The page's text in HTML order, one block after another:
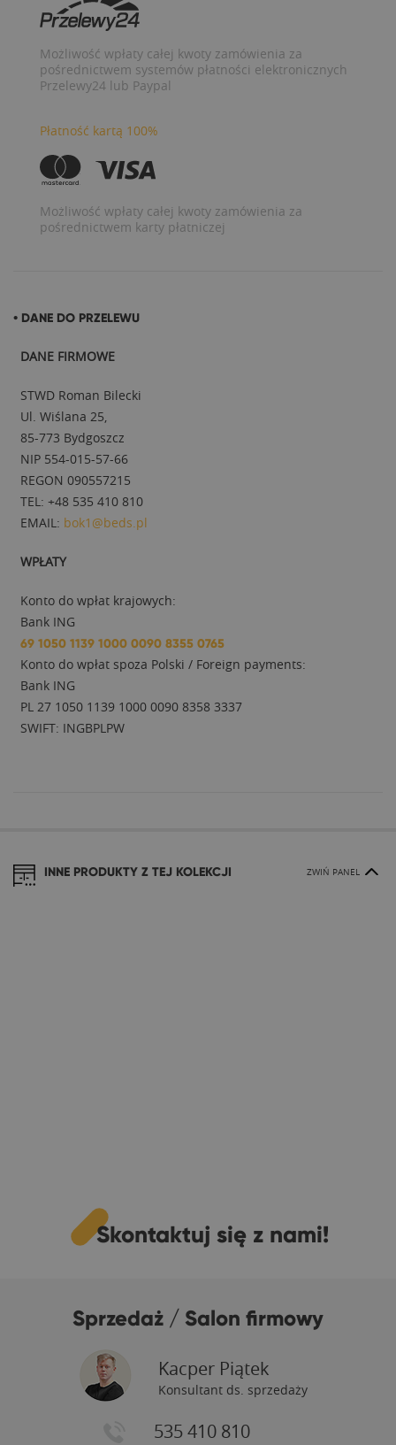
Możliwość wpłaty całej kwoty zamówienia za
pośrednictwem systemów płatności elektronicznych
Przelewy24 lub Paypal
Płatność kartą 100%
Możliwość wpłaty całej kwoty zamówienia za
pośrednictwem karty płatniczej
• DANE DO PRZELEWU
DANE FIRMOWE
STWD Roman Bilecki
Ul. Wiślana 25,
85-773 Bydgoszcz
NIP 554-015-57-66
REGON 090557215
TEL: +48 535 410 810
EMAIL: bok1@beds.pl
WPŁATY
Konto do wpłat krajowych:
Bank ING
69 1050 1139 1000 0090 8355 0765
Konto do wpłat spoza Polski / Foreign payments:
Bank ING
PL 27 1050 1139 1000 0090 8358 3337
SWIFT: INGBPLPW
INNE PRODUKTY Z TEJ KOLEKCJI ZWIŃ PANEL
Skontaktuj się z nami!
Sprzedaż / Salon firmowy
Kacper Piątek
Konsultant ds. sprzedaży
535 410 810